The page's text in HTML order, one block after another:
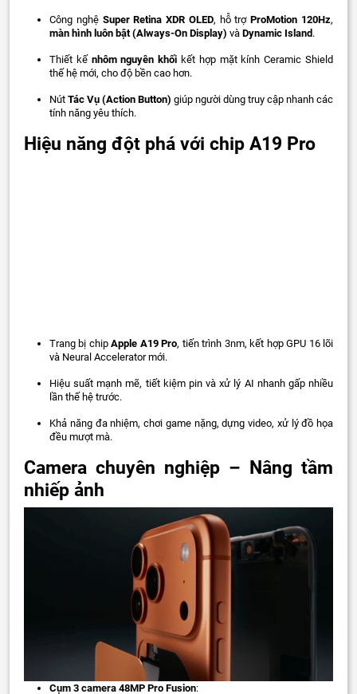
Công nghệ Super Retina XDR OLED, hỗ trợProMotion 120Hz,
màn hình luôn bật (Always-On Display) và Dynamic Island.
Thiết kế nhôm nguyên khối kết hợp mặt kính Ceramic Shield
thế hệ mới, cho độ bền cao hơn.
Nút Tác Vụ (Action Button) giúp người dùng truy cập nhanh các
tính năng yêu thích.
Hiệu năng đột phá với chip A19 Pro
Trang bị chipApple A19 Pro, tiến trình 3nm, kết hợp GPU 16 lõi
và Neural Accelerator mới.
Hiệu suất mạnh mẽ, tiết kiệm pin và xử lý AI nhanh gấp nhiều
lần thế hệ trước.
Khả năng đa nhiệm, chơi game nặng, dựng video, xử lý đồ họa
đều mượt mà.
Camera chuyên nghiệp – Nâng tầm
nhiếp ảnh
Cụm 3 camera 48MP Pro Fusion: